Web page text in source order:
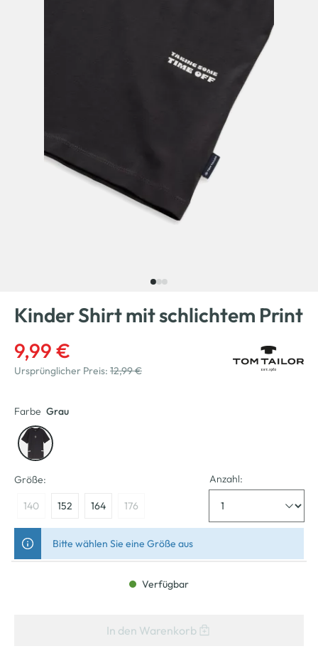
Kinder Shirt mit schlichtem Print
9,99 €
Ursprünglicher Preis: 12,99 €
Farbe Grau
Größe:
140 152 164 176
Anzahl:
Bitte wählen Sie eine Größe aus
Verfügbar
In den Warenkorb